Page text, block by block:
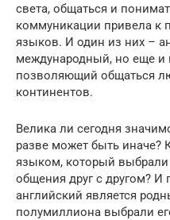
света, общаться и
коммуникации привела к
языков. И один из них –
международный, но еще
позволяющий общаться
континентов.
Велика ли сегодня
разве может быть иначе?
языком, который
общения друг с другом?
английский является
полумиллиона выбрали